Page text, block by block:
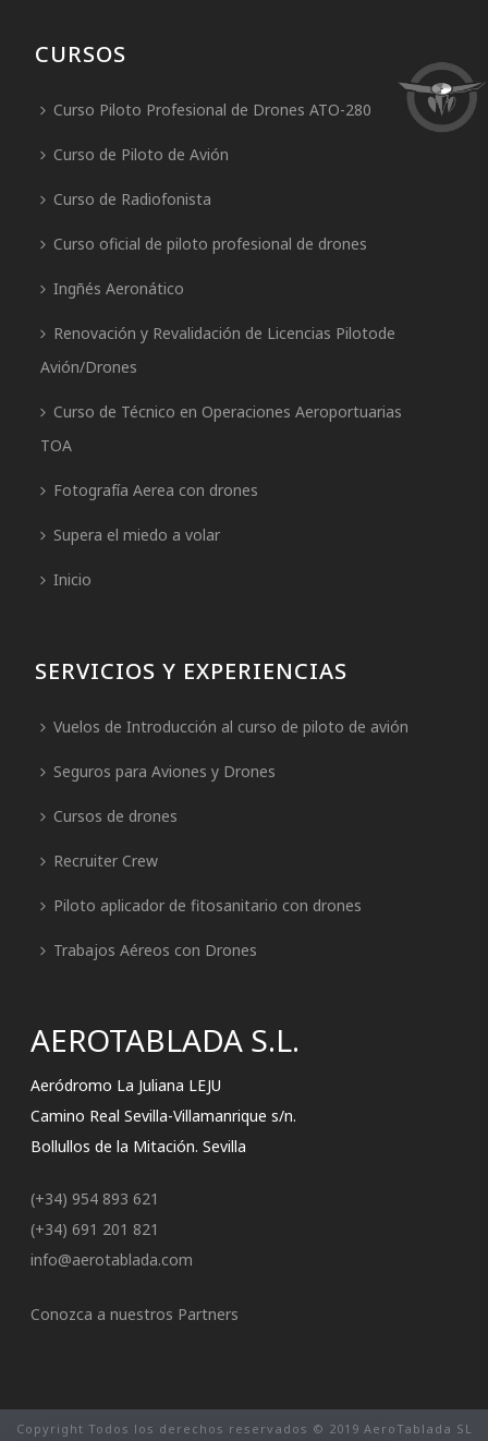
CURSOS
Curso Piloto Profesional de Drones ATO-280
Curso de Piloto de Avión
Curso de Radiofonista
Curso oficial de piloto profesional de drones
Ingñés Aeronático
Renovación y Revalidación de Licencias Pilotode
Avión/Drones
Curso de Técnico en Operaciones Aeroportuarias
TOA
Fotografía Aerea con drones
Supera el miedo a volar
Inicio
SERVICIOS Y EXPERIENCIAS
Vuelos de Introducción al curso de piloto de avión
Seguros para Aviones y Drones
Cursos de drones
Recruiter Crew
Piloto aplicador de fitosanitario con drones
Trabajos Aéreos con Drones
AEROTABLADA S.L.
Aeródromo La Juliana LEJU
Camino Real Sevilla-Villamanrique s/n.
Bollullos de la Mitación. Sevilla
(+34) 954 893 621
(+34) 691 201 821
info@aerotablada.com
Conozca a nuestros Partners
Copyright Todos los derechos reservados © 2019 AeroTablada SL